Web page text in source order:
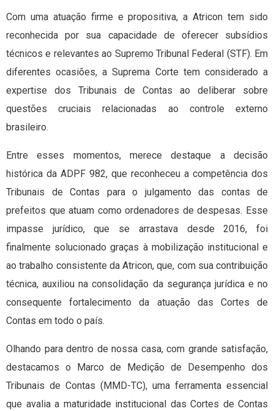
Com uma atuação firme e propositiva, a Atricon tem sido
reconhecida por sua capacidade de oferecer subsídios
técnicos e relevantes ao Supremo Tribunal Federal (STF). Em
diferentes ocasiões, a Suprema Corte tem considerado a
expertise dos Tribunais de Contas ao deliberar sobre
questões cruciais relacionadas ao controle externo
brasileiro.
Entre esses momentos, merece destaque a decisão
histórica da ADPF 982, que reconheceu a competência dos
Tribunais de Contas para o julgamento das contas de
prefeitos que atuam como ordenadores de despesas. Esse
impasse jurídico, que se arrastava desde 2016, foi
finalmente solucionado graças à mobilização institucional e
ao trabalho consistente da Atricon, que, com sua contribuição
técnica, auxiliou na consolidação da segurança jurídica e no
consequente fortalecimento da atuação das Cortes de
Contas em todo o país.
Olhando para dentro de nossa casa, com grande satisfação,
destacamos o Marco de Medição de Desempenho dos
Tribunais de Contas (MMD-TC), uma ferramenta essencial
que avalia a maturidade institucional das Cortes de Contas